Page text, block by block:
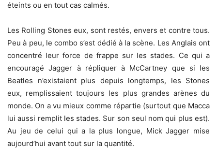
éteints ou en tout cas calmés.
Les Rolling Stones eux, sont restés, envers et contre tous.
Peu à peu, le combo s’est dédié à la scène. Les Anglais ont
concentré leur force de frappe sur les stades. Ce qui a
encouragé Jagger à répliquer à McCartney que si les
Beatles n’existaient plus depuis longtemps, les Stones
eux, remplissaient toujours les plus grandes arènes du
monde. On a vu mieux comme répartie (surtout que Macca
lui aussi remplit les stades. Sur son seul nom qui plus est).
Au jeu de celui qui a la plus longue, Mick Jagger mise
aujourd’hui avant tout sur la quantité.